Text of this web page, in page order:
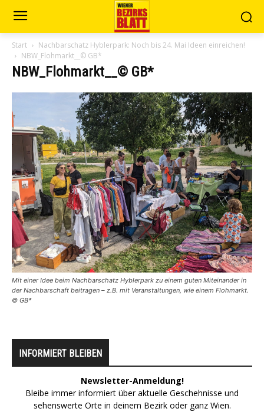
Start
Nachbarschatz Hyblerpark: Noch bis 24. Mai Ideen einreichen!
NBW_Flohmarkt__© GB*
NBW_Flohmarkt__© GB*
Mit einer Idee beim Nachbarschatz Hyblerpark zu einem guten Miteinander in
der Nachbarschaft beitragen – z.B. mit Veranstaltungen, wie einem Flohmarkt.
© GB*
INFORMIERT BLEIBEN
Newsletter-Anmeldung!
Bleibe immer informiert über aktuelle Geschehnisse und
sehenswerte Orte in deinem Bezirk oder ganz Wien.